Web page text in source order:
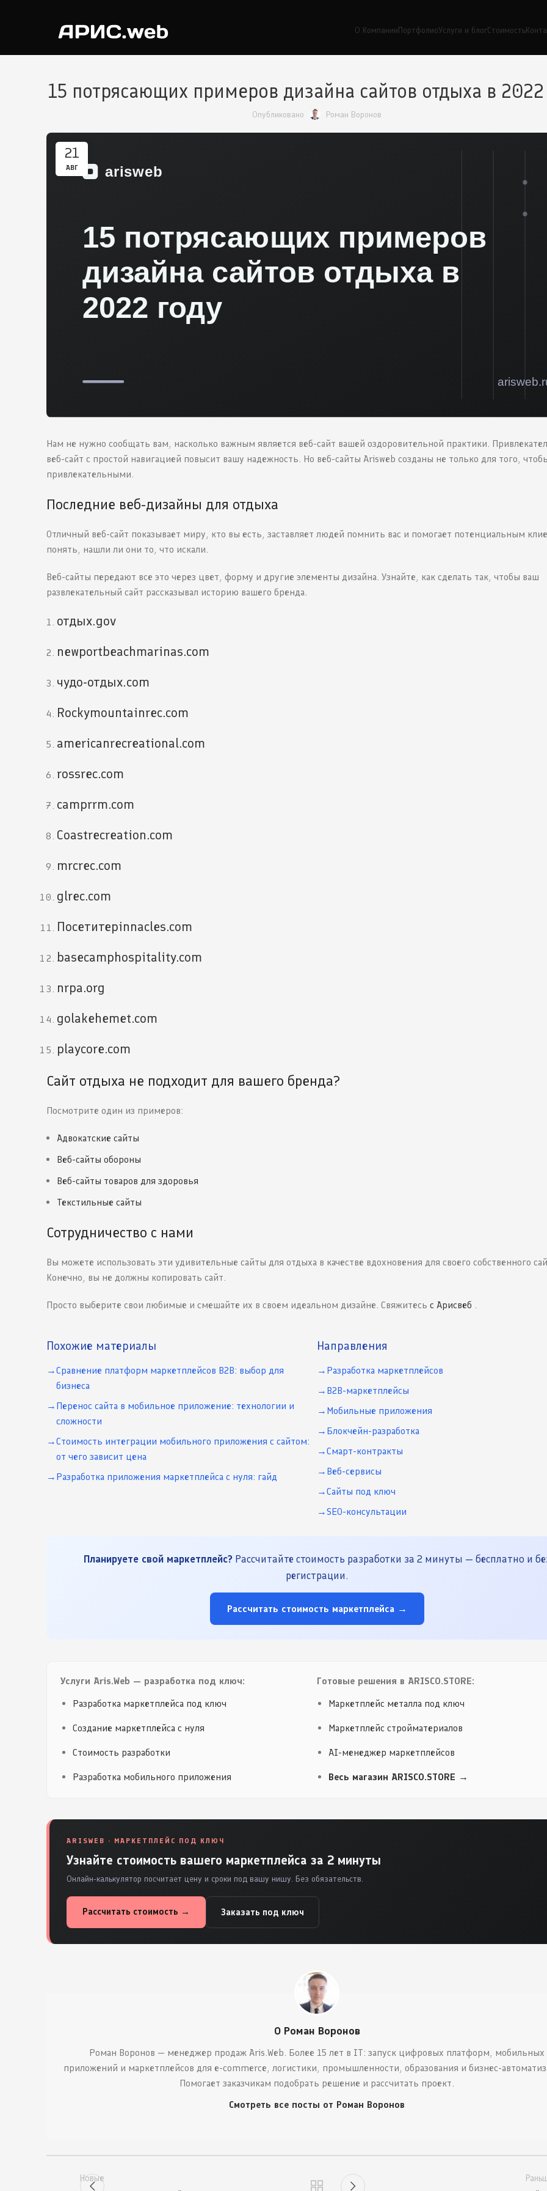
О КомпанииПортфолиоУслуги и блогСтоимость
15 потрясающих примеров дизайна сайтов отдыха в 2022
Опубликовано Роман Воронов
21
АВГ
Нам не нужно сообщать вам, насколько важным является веб-сайт вашей оздоровительной практики.
веб-сайт с простой навигацией повысит вашу надежность. Но веб-сайты Arisweb созданы не только для того,
привлекательными.
Последние веб-дизайны для отдыха
Отличный веб-сайт показывает миру, кто вы есть, заставляет людей помнить вас и помогает потенциальным
понять, нашли ли они то, что искали.
Веб-сайты передают все это через цвет, форму и другие элементы дизайна. Узнайте, как сделать так, чтобы ваш
развлекательный сайт рассказывал историю вашего бренда.
отдых.gov
newportbeachmarinas.com
чудо-отдых.com
Rockymountainrec.com
americanrecreational.com
rossrec.com
camprrm.com
Coastrecreation.com
mrcrec.com
glrec.com
Посетитеpinnacles.com
basecamphospitality.com
nrpa.org
golakehemet.com
playcore.com
Сайт отдыха не подходит для вашего бренда?
Посмотрите один из примеров:
Адвокатские сайты
Веб-сайты обороны
Веб-сайты товаров для здоровья
Текстильные сайты
Сотрудничество с нами
Вы можете использовать эти удивительные сайты для отдыха в качестве вдохновения для своего собственного
Конечно, вы не должны копировать сайт.
Просто выберите свои любимые и смешайте их в своем идеальном дизайне. Свяжитесь с Арисвеб
Похожие материалы
Сравнение платформ маркетплейсов B2B: выбор для
бизнеса
Перенос сайта в мобильное приложение: технологии и
сложности
Стоимость интеграции мобильного приложения с сайтом:
от чего зависит цена
Разработка приложения маркетплейса с нуля: гайд
Направления
Разработка маркетплейсов
B2B-маркетплейсы
Мобильные приложения
Блокчейн-разработка
Смарт-контракты
Веб-сервисы
Сайты под ключ
SEO-консультации
Планируете свой маркетплейс?Рассчитайте стоимость разработки за 2 минуты — бесплатно и
регистрации.
Рассчитать стоимость маркетплейса →
Услуги Aris.Web — разработка под ключ:
Разработка маркетплейса под ключ
Создание маркетплейса с нуля
Стоимость разработки
Разработка мобильного приложения
Готовые решения в ARISCO.STORE:
Маркетплейс металла под ключ
Маркетплейс стройматериалов
AI-менеджер маркетплейсов
Весь магазин ARISCO.STORE →
ARISWEB · МАРКЕТПЛЕЙС ПОД КЛЮЧ
Узнайте стоимость вашего маркетплейса за 2 минуты
Онлайн-калькулятор посчитает цену и сроки под вашу нишу. Без обязательств.
Рассчитать стоимость → Заказать под ключ
О Роман Воронов
Роман Воронов — менеджер продаж Aris.Web. Более 15 лет в IT: запуск цифровых платформ, мобильных
приложений и маркетплейсов для e-commerce, логистики, промышленности, образования и бизнес-
Помогает заказчикам подобрать решение и рассчитать проект.
Смотреть все посты от Роман Воронов
Новые